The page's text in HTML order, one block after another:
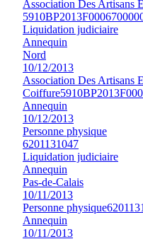
Association Des Artisans
Liquidation judiciaire
Annequin
Nord
10/12/2013
Association Des Artisans
Coiffure
Annequin
10/12/2013
Personne physique
6201131047
Liquidation judiciaire
Annequin
Pas-de-Calais
10/11/2013
Personne physique
Annequin
10/11/2013